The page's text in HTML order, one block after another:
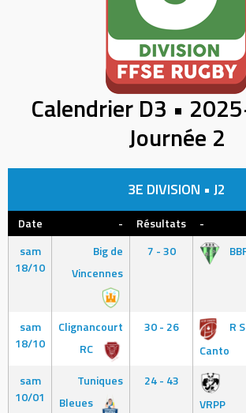
Calendrier D3 •
Journée 2
3E DIVISION • J2
Date - Résultats -
sam
18/10
Big de
Vincennes
7 - 30
sam
18/10
Clignancourt
RC
30 - 26
R
Canto
sam
10/01
Tuniques
Bleues
24 - 43
VRPP